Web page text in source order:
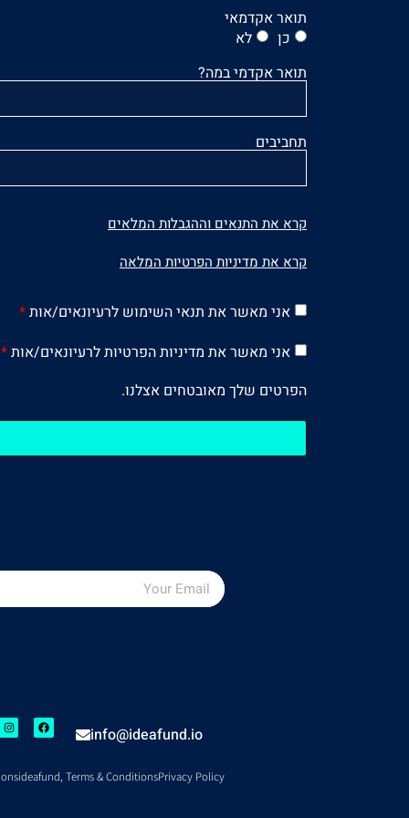
תואר אקדמאי
כן
לא
תואר אקדמי במה?
תחביבים
קרא את התנאים וההגבלות המלאים
קרא את מדיניות הפרטיות המלאה
אני מאשר את תנאי השימוש לרעיונאים/אות*
אני מאשר את מדיניות הפרטיות לרעיונאים/אות*
הפרטים שלך מאובטחים אצלנו.
info@ideafund.io
Privacy Policy
ideafund, Terms & Conditions